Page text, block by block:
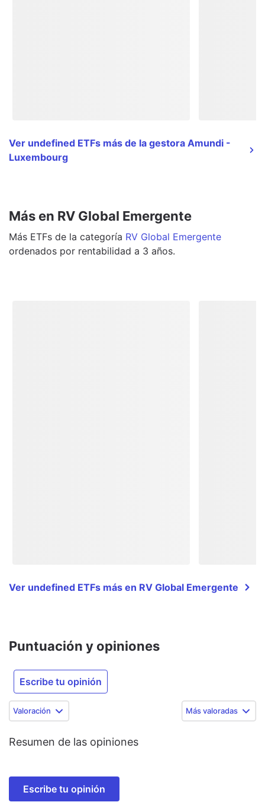
Ver undefined ETFs más de la gestora Amundi -
Luxembourg
Más en RV Global Emergente
Más ETFs de la categoría RV Global Emergente
ordenados por rentabilidad a 3 años.
Ver undefined ETFs más en RV Global Emergente
Puntuación y opiniones
Escribe tu opinión
Valoración Más valoradas
Resumen de las opiniones
Escribe tu opinión